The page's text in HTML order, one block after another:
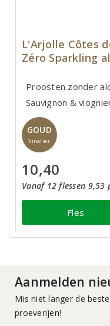
L'Arjolle Côtes
Zéro Sparkling
Proosten zonder
Sauvignon &
GOUD
Vinalies
10,40
Vanaf 12 flessen 9,53
Fles
Aanmelden
Mis niet langer de
proeverijen!